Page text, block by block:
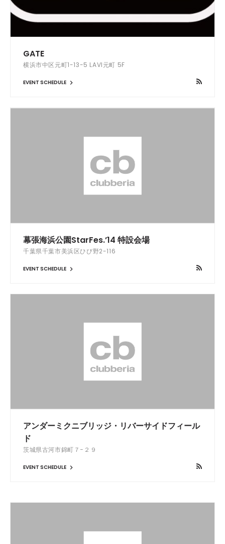
GATE
横浜市中区元町1-13-5 LAVI元町 5F
EVENT SCHEDULE
幕張海浜公園StarFes.’14 特設会場
千葉県千葉市美浜区ひび野2-116
EVENT SCHEDULE
アンダーミクニブリッジ・リバーサイドフィール
ド
茨城県古河市錦町７−２９
EVENT SCHEDULE